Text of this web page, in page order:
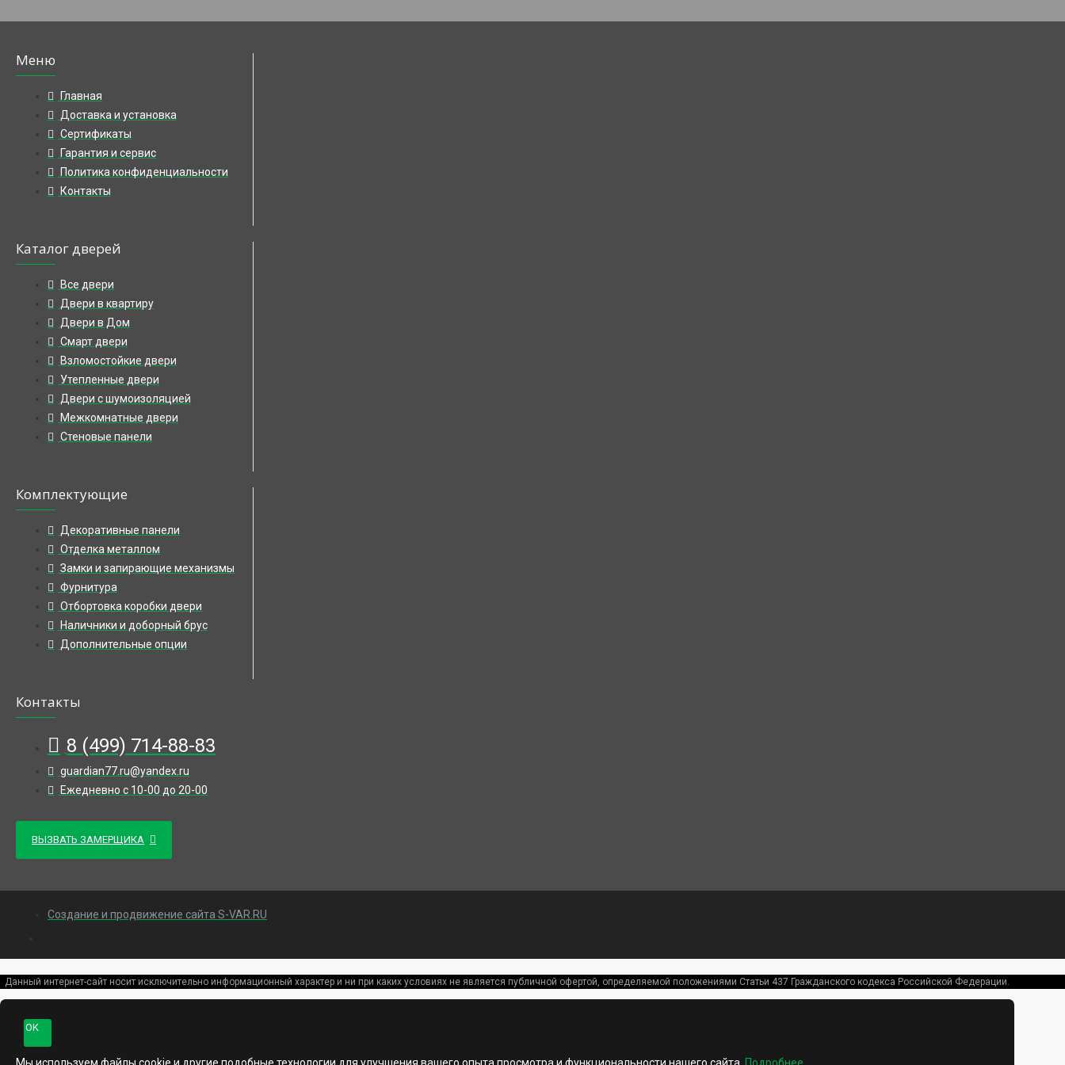
Меню
Главная
Доставка и установка
Сертификаты
Гарантия и сервис
Политика конфиденциальности
Контакты
Каталог дверей
Все двери
Двери в квартиру
Двери в Дом
Смарт двери
Взломостойкие двери
Утепленные двери
Двери с шумоизоляцией
Межкомнатные двери
Стеновые панели
Комплектующие
Декоративные панели
Отделка металлом
Замки и запирающие механизмы
Фурнитура
Отбортовка коробки двери
Наличники и доборный брус
Дополнительные опции
Контакты
8 (499) 714-88-83
guardian77.ru@yandex.ru
Ежедневно с 10-00 до 20-00
ВЫЗВАТЬ ЗАМЕРЩИКА
Создание и продвижение сайта S-VAR.RU
Данный интернет-сайт носит исключительно информационный характер и ни при каких условиях не является публичной офертой, определяемой положениями Статьи 437 Гражданского кодекса Российской Федерации.
OK
Мы используем файлы cookie и другие подобные технологии для улучшения вашего опыта просмотра и функциональности нашего сайта. Подробнее